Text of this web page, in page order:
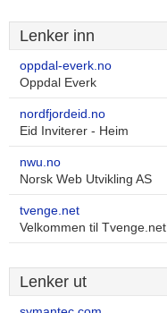
Lenker inn
oppdal-everk.no
Oppdal Everk
nordfjordeid.no
Eid Inviterer - Heim
nwu.no
Norsk Web Utvikling AS
tvenge.net
Velkommen til
Lenker ut